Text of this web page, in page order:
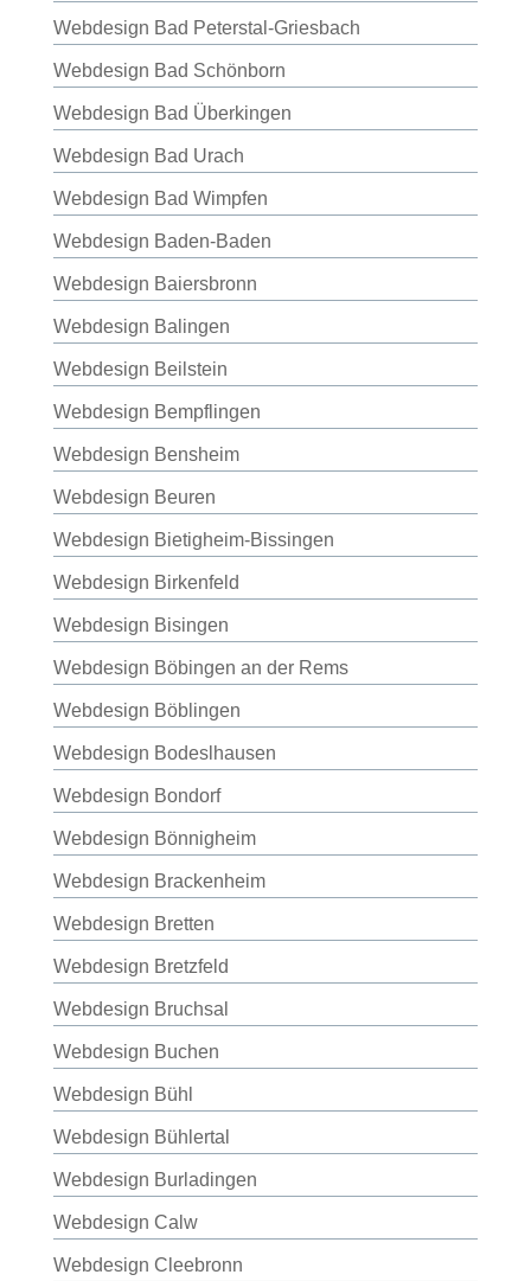
Webdesign Bad Peterstal-Griesbach
Webdesign Bad Schönborn
Webdesign Bad Überkingen
Webdesign Bad Urach
Webdesign Bad Wimpfen
Webdesign Baden-Baden
Webdesign Baiersbronn
Webdesign Balingen
Webdesign Beilstein
Webdesign Bempflingen
Webdesign Bensheim
Webdesign Beuren
Webdesign Bietigheim-Bissingen
Webdesign Birkenfeld
Webdesign Bisingen
Webdesign Böbingen an der Rems
Webdesign Böblingen
Webdesign Bodeslhausen
Webdesign Bondorf
Webdesign Bönnigheim
Webdesign Brackenheim
Webdesign Bretten
Webdesign Bretzfeld
Webdesign Bruchsal
Webdesign Buchen
Webdesign Bühl
Webdesign Bühlertal
Webdesign Burladingen
Webdesign Calw
Webdesign Cleebronn